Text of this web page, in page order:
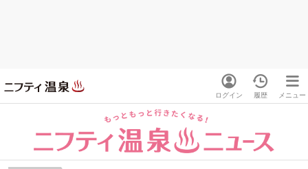
ログイン 履歴 メニュー